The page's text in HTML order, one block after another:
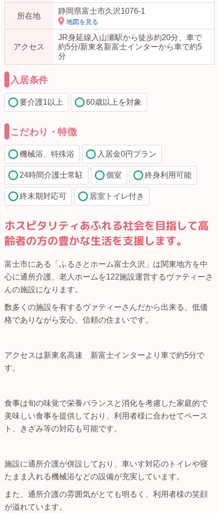
所在地
静岡県富士市久沢1076-1
地図を見る
アクセス
JR身延線入山瀬駅から徒歩約20分、車で
約5分/新東名新富士インターから車で約5
分
入居条件
要介護1以上 60歳以上を対象
こだわり・特徴
機械浴、特殊浴 入居金0円プラン
24時間介護士常駐 個室 終身利用可能
終末期対応可 居室トイレ付き
ホスピタリティあふれる社会を目指して高
齢者の方の豊かな生活を支援します。
富士市にある「ふるさとホーム富士久沢」は関東地方を中
心に通所介護、老人ホームを122施設運営するヴァティーさ
んの施設になります。
数多くの施設を有するヴァティーさんだから出来る、低価
格でありながら安心、信頼の住まいです。
アクセスは新東名高速 新富士インターより車で約5分で
す。
食事は旬の味覚で栄養バランスと消化を考慮した家庭的で
美味しい食事を提供しており、利用者様に合わせてペース
ト、きざみ等の対応も可能です。
施設に通所介護が併設しており、車いす対応のトイレや寝
たまま入れる機械浴などの設備が充実しています。
また、通所介護の雰囲気がとても明るく、利用者様の笑顔
が溢れています。